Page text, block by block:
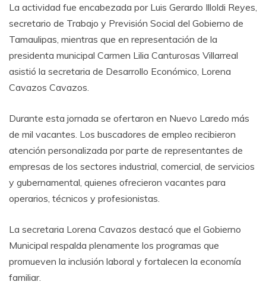
La actividad fue encabezada por Luis Gerardo Illoldi Reyes,
secretario de Trabajo y Previsión Social del Gobierno de
Tamaulipas, mientras que en representación de la
presidenta municipal Carmen Lilia Canturosas Villarreal
asistió la secretaria de Desarrollo Económico, Lorena
Cavazos Cavazos.
Durante esta jornada se ofertaron en Nuevo Laredo más
de mil vacantes. Los buscadores de empleo recibieron
atención personalizada por parte de representantes de
empresas de los sectores industrial, comercial, de servicios
y gubernamental, quienes ofrecieron vacantes para
operarios, técnicos y profesionistas.
La secretaria Lorena Cavazos destacó que el Gobierno
Municipal respalda plenamente los programas que
promueven la inclusión laboral y fortalecen la economía
familiar.